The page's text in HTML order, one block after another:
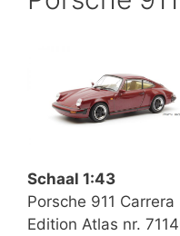
Schaal 1:43
Porsche 911 Carrera
Edition Atlas nr.